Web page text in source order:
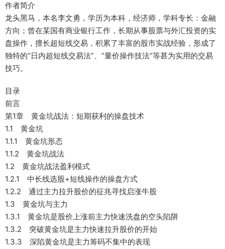
作者简介
龙头黑马，本名李文勇，学历为本科，经济师，学科专长：金融
方向；曾在某国有商业银行工作，长期从事股票与外汇投资的实
盘操作，擅长超短线交易，积累了丰富的股市实战经验，形成了
独特的“日内超短线交易法”、“量价操作技法”等甚为实用的交易
技巧。
目录
前言
第1章 黄金坑战法：短期获利的操盘技术
1.1 黄金坑
1.1.1 黄金坑形态
1.1.2 黄金坑战法
1.2 黄金坑战法盈利模式
1.2.1 中长线选股+短线操作的操盘方式
1.2.2 通过主力拉升股价的征兆寻找启涨牛股
1.3 黄金坑与主力
1.3.1 黄金坑是股价上涨前主力快速洗盘的空头陷阱
1.3.2 突破黄金坑是主力快速拉升股价的开始
1.3.3 深陷黄金坑是主力筹码不集中的表现